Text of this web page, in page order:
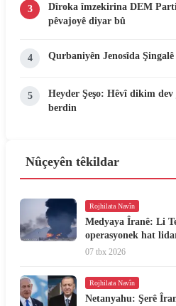
3
Dîroka îmzekirina DEM
pêvajoyê diyar bû
4 Qurbaniyên Jenosîda
5
Heyder Şeşo: Hêvî dikim
berdin
Nûçeyên têkildar
Rojhilata Navîn
Medyaya Îranê: Li
operasyonek hat
07 tbx 2026
Rojhilata Navîn
Netanyahu: Şerê